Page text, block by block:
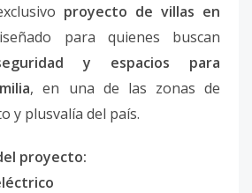
proyecto de villas en
para quienes buscan
y espacios para
, en una de las zonas de
y plusvalía del país.
proyecto: